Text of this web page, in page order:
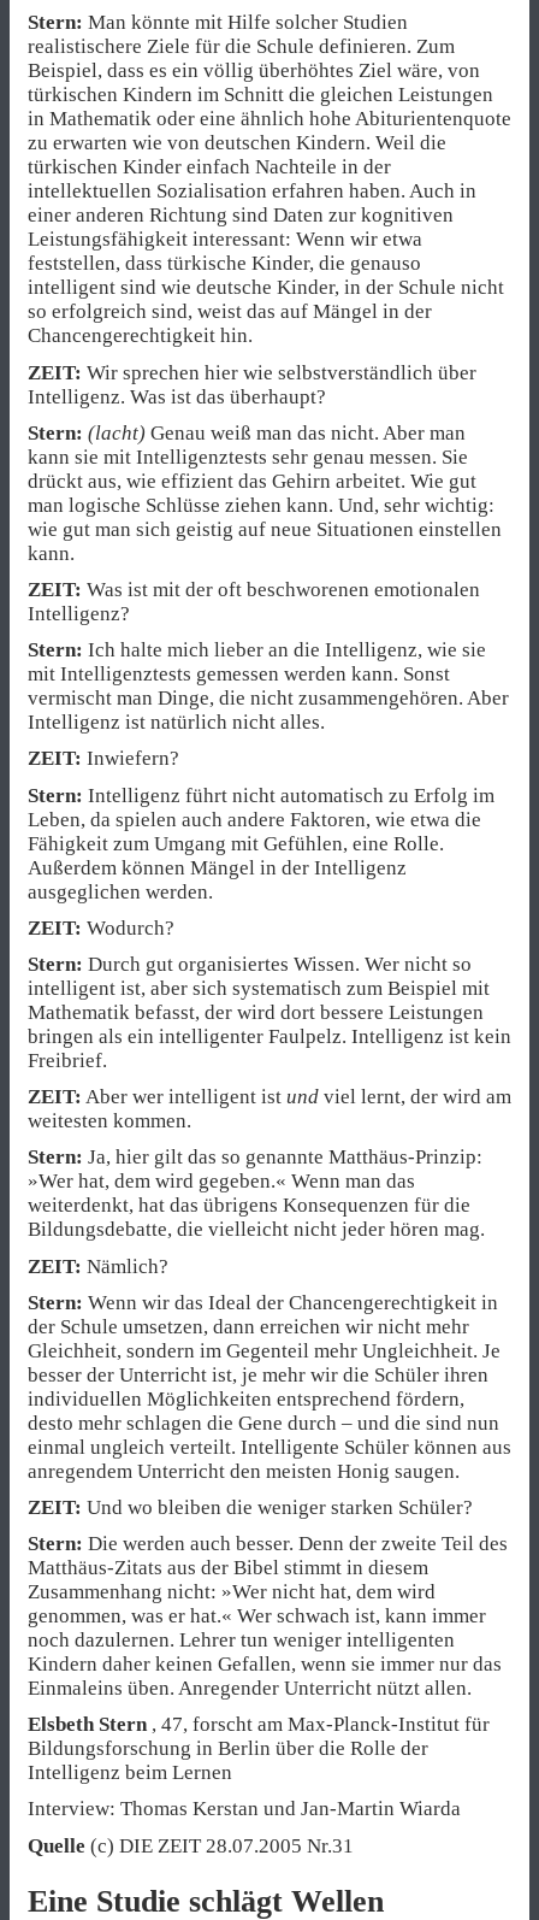
Stern: Man könnte mit Hilfe solcher Studien
realistischere Ziele für die Schule definieren. Zum
Beispiel, dass es ein völlig überhöhtes Ziel wäre, von
türkischen Kindern im Schnitt die gleichen Leistungen
in Mathematik oder eine ähnlich hohe Abiturientenquote
zu erwarten wie von deutschen Kindern. Weil die
türkischen Kinder einfach Nachteile in der
intellektuellen Sozialisation erfahren haben. Auch in
einer anderen Richtung sind Daten zur kognitiven
Leistungsfähigkeit interessant: Wenn wir etwa
feststellen, dass türkische Kinder, die genauso
intelligent sind wie deutsche Kinder, in der Schule nicht
so erfolgreich sind, weist das auf Mängel in der
Chancengerechtigkeit hin.
ZEIT: Wir sprechen hier wie selbstverständlich über
Intelligenz. Was ist das überhaupt?
Stern: (lacht) Genau weiß man das nicht. Aber man
kann sie mit Intelligenztests sehr genau messen. Sie
drückt aus, wie effizient das Gehirn arbeitet. Wie gut
man logische Schlüsse ziehen kann. Und, sehr wichtig:
wie gut man sich geistig auf neue Situationen einstellen
kann.
ZEIT: Was ist mit der oft beschworenen emotionalen
Intelligenz?
Stern: Ich halte mich lieber an die Intelligenz, wie sie
mit Intelligenztests gemessen werden kann. Sonst
vermischt man Dinge, die nicht zusammengehören. Aber
Intelligenz ist natürlich nicht alles.
ZEIT: Inwiefern?
Stern: Intelligenz führt nicht automatisch zu Erfolg im
Leben, da spielen auch andere Faktoren, wie etwa die
Fähigkeit zum Umgang mit Gefühlen, eine Rolle.
Außerdem können Mängel in der Intelligenz
ausgeglichen werden.
ZEIT: Wodurch?
Stern: Durch gut organisiertes Wissen. Wer nicht so
intelligent ist, aber sich systematisch zum Beispiel mit
Mathematik befasst, der wird dort bessere Leistungen
bringen als ein intelligenter Faulpelz. Intelligenz ist kein
Freibrief.
ZEIT: Aber wer intelligent ist und viel lernt, der wird am
weitesten kommen.
Stern: Ja, hier gilt das so genannte Matthäus-Prinzip:
»Wer hat, dem wird gegeben.« Wenn man das
weiterdenkt, hat das übrigens Konsequenzen für die
Bildungsdebatte, die vielleicht nicht jeder hören mag.
ZEIT: Nämlich?
Stern: Wenn wir das Ideal der Chancengerechtigkeit in
der Schule umsetzen, dann erreichen wir nicht mehr
Gleichheit, sondern im Gegenteil mehr Ungleichheit. Je
besser der Unterricht ist, je mehr wir die Schüler ihren
individuellen Möglichkeiten entsprechend fördern,
desto mehr schlagen die Gene durch – und die sind nun
einmal ungleich verteilt. Intelligente Schüler können aus
anregendem Unterricht den meisten Honig saugen.
ZEIT: Und wo bleiben die weniger starken Schüler?
Stern: Die werden auch besser. Denn der zweite Teil des
Matthäus-Zitats aus der Bibel stimmt in diesem
Zusammenhang nicht: »Wer nicht hat, dem wird
genommen, was er hat.« Wer schwach ist, kann immer
noch dazulernen. Lehrer tun weniger intelligenten
Kindern daher keinen Gefallen, wenn sie immer nur das
Einmaleins üben. Anregender Unterricht nützt allen.
Elsbeth Stern, 47, forscht am Max-Planck-Institut für
Bildungsforschung in Berlin über die Rolle der
Intelligenz beim Lernen
Interview: Thomas Kerstan und Jan-Martin Wiarda
Quelle (c) DIE ZEIT 28.07.2005 Nr.31
Eine Studie schlägt Wellen